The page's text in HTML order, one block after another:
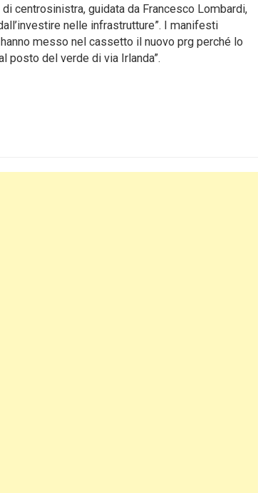
centrosinistra, guidata da Francesco Lombardi,
nelle infrastrutture”. I manifesti
messo nel cassetto il nuovo prg perché lo
posto del verde di via Irlanda”.